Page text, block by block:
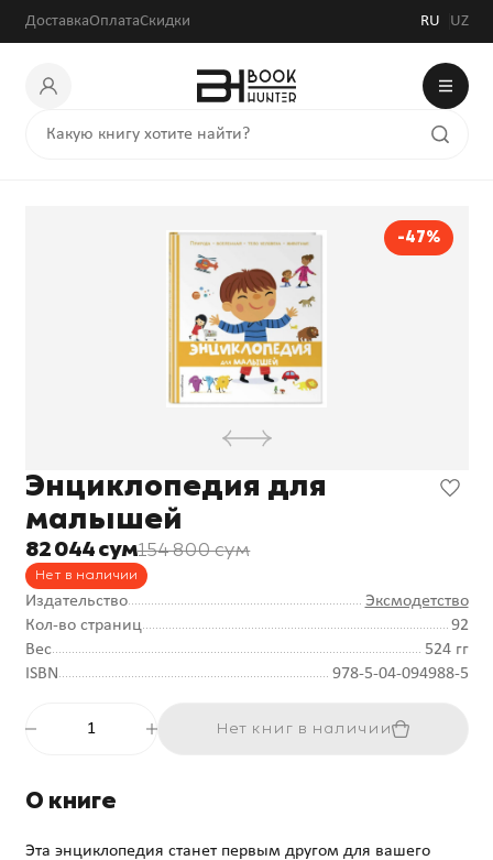
ДоставкаОплатаСкидки RU UZ
-47%
Энциклопедия для
малышей
82 044 сум154 800 сум
Нет в наличии
Издательство
Эксмодетство
Кол-во страниц
92
Вес
524 гг
ISBN
978-5-04-094988-5
Нет книг в наличии
О книге
Эта энциклопедия станет первым другом для вашего